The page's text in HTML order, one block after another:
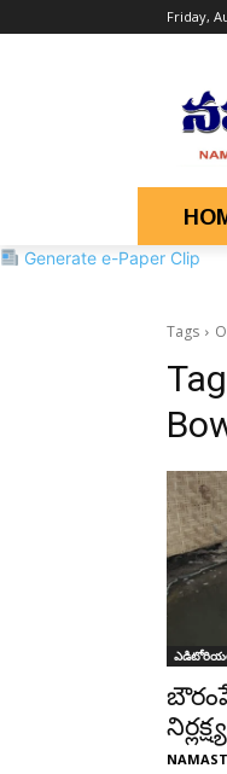
Friday,
Generate e-Paper Clip
Tags